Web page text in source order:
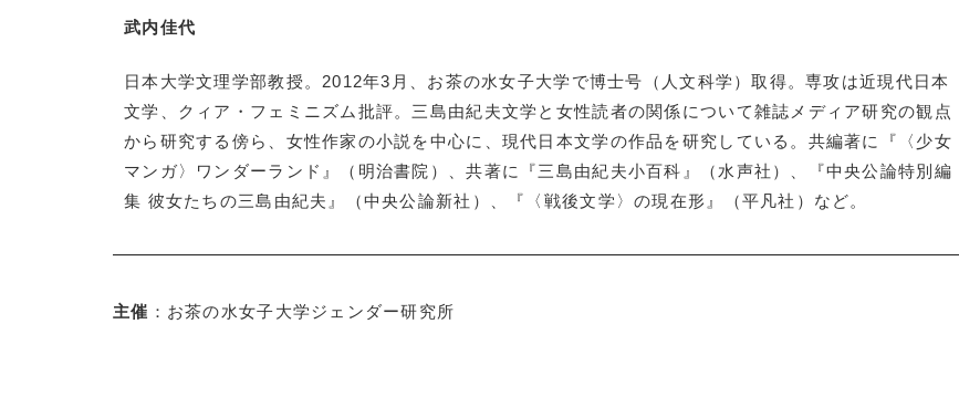
武内佳代
日本大学文理学部教授。2012年3月、お茶の水女子大学で博士号（人文科学）取得。専攻は近現代日本
文学、クィア・フェミニズム批評。三島由紀夫文学と女性読者の関係について雑誌メディア研究の観点
から研究する傍ら、女性作家の小説を中心に、現代日本文学の作品を研究している。共編著に『〈少女
マンガ〉ワンダーランド』（明治書院）、共著に『三島由紀夫小百科』（水声社）、『中央公論特別編
集 彼女たちの三島由紀夫』（中央公論新社）、『〈戦後文学〉の現在形』（平凡社）など。
主催 ：お茶の水女子大学ジェンダー研究所